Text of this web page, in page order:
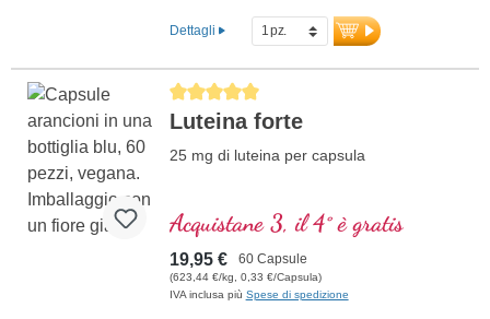
Dettagli
Average rating of 5 out of 5 stars
Luteina forte
25 mg di luteina per capsula
Acquistane 3, il 4° è gratis
19,95 € 60 Capsule
(623,44 €/kg, 0,33 €/Capsula)
IVA inclusa più Spese di spedizione